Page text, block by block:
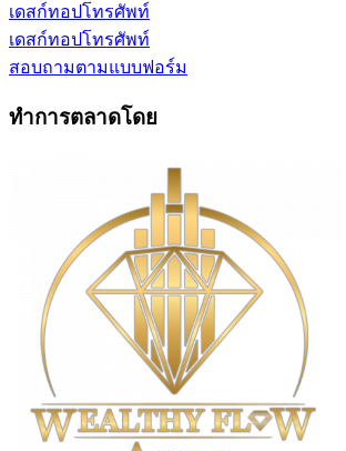
เดสก์ทอปโทรศัพท์
เดสก์ทอปโทรศัพท์
สอบถามตามแบบฟอร์ม
ทำการตลาดโดย